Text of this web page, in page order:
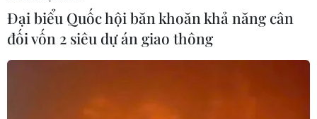
Đại biểu Quốc hội băn khoăn khả năng cân
đối vốn 2 siêu dự án giao thông